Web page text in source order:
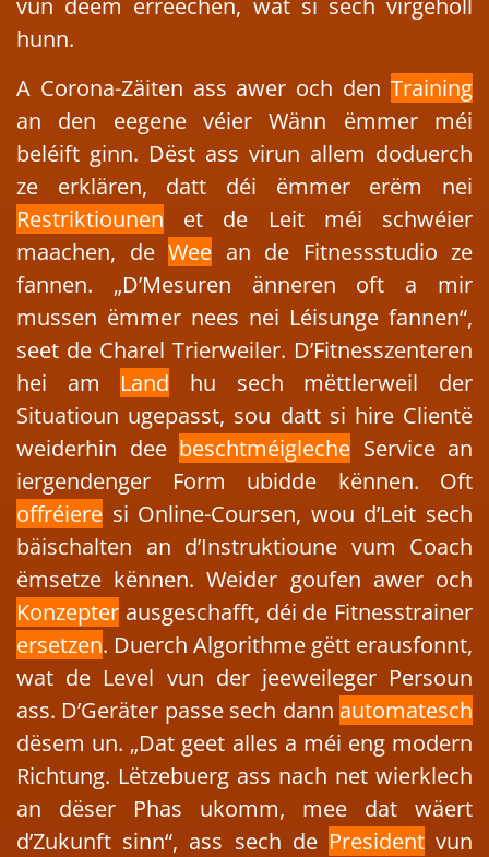
vun deem erreechen, wat si sech virgeholl
hunn.
A Corona-Zäiten ass awer och den Training
an den eegene véier Wänn ëmmer méi
beléift ginn. Dëst ass virun allem doduerch
ze erklären, datt déi ëmmer erëm nei
Restriktiounen et de Leit méi schwéier
maachen, de Wee an de Fitnessstudio ze
fannen. „D’Mesuren änneren oft a mir
mussen ëmmer nees nei Léisunge fannen“,
seet de Charel Trierweiler. D’Fitnesszenteren
hei am Land hu sech mëttlerweil der
Situatioun ugepasst, sou datt si hire Clientë
weiderhin dee beschtméigleche Service an
iergendenger Form ubidde kënnen. Oft
offréiere si Online-Coursen, wou d’Leit sech
bäischalten an d’Instruktioune vum Coach
ëmsetze kënnen. Weider goufen awer och
Konzepter ausgeschafft, déi de Fitnesstrainer
ersetzen. Duerch Algorithme gëtt erausfonnt,
wat de Level vun der jeeweileger Persoun
ass. D’Geräter passe sech dann automatesch
dësem un. „Dat geet alles a méi eng modern
Richtung. Lëtzebuerg ass nach net wierklech
an dëser Phas ukomm, mee dat wäert
d’Zukunft sinn“, ass sech de Presidentvun